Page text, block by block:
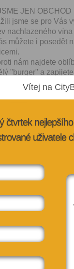
JEN OBCHOD
jsme se pro Vás
nachlazeného
můžete i posedět
nám najdete
"burger" a
raději prkénko
Chianti
VÍCE
Vítej na
čtvrtek
uživatele